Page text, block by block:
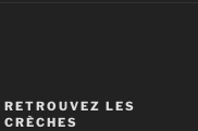
RETROUVEZ LES
CRÈCHES